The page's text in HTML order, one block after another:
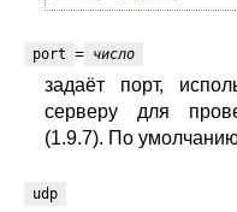
port = число
задаёт порт,
серверу для
(1.9.7). По
udp